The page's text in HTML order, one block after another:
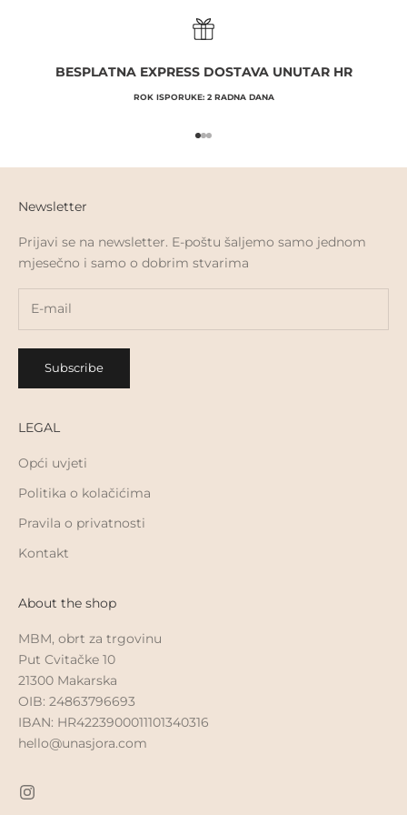
BESPLATNA EXPRESS DOSTAVA UNUTAR HR
ROK ISPORUKE: 2 RADNA DANA
Go to item 1
Go to item 2
Go to item 3
Newsletter
Prijavi se na newsletter. E-poštu šaljemo samo jednom
mjesečno i samo o dobrim stvarima
Subscribe
LEGAL
Opći uvjeti
Politika o kolačićima
Pravila o privatnosti
Kontakt
About the shop
MBM, obrt za trgovinu
Put Cvitačke 10
21300 Makarska
OIB: 24863796693
IBAN: HR4223900011101340316
hello@unasjora.com